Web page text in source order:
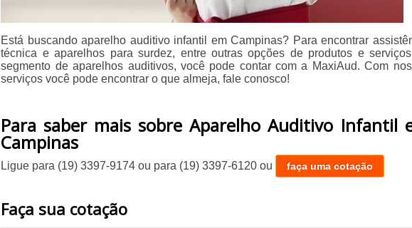
Está buscando aparelho auditivo infantil em Campinas? Para encontrar
técnica e aparelhos para surdez, entre outras opções de produtos e
segmento de aparelhos auditivos, você pode contar com a MaxiAud. Com
serviços você pode encontrar o que almeja, fale conosco!
Para saber mais sobre Aparelho Auditivo Infantil
Campinas
Ligue para (19) 3397-9174 ou para (19) 3397-6120 ou faça uma cotação
Faça sua cotação